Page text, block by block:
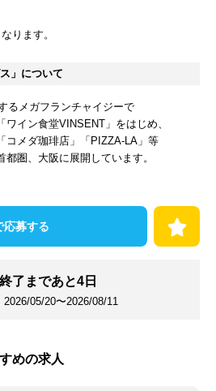
ります。
」について
るメガフランチャイジーで
イン食堂VINSENT」をはじめ、
コメダ珈琲店」「PIZZA-LA」等
圏、大阪に展開しています。
応募する
了まであと4日
2026/05/20〜2026/08/11
めの求人